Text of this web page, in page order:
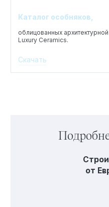
Каталог особняков,
облицованных
Luxury Ceramics.
Скачать
от